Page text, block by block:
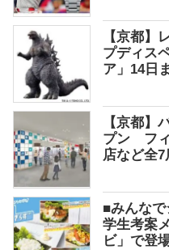
【京都
プディス
ア」14日
【京都】
プン フィ
店など全7
■みんな
学生考案
ビ」で登